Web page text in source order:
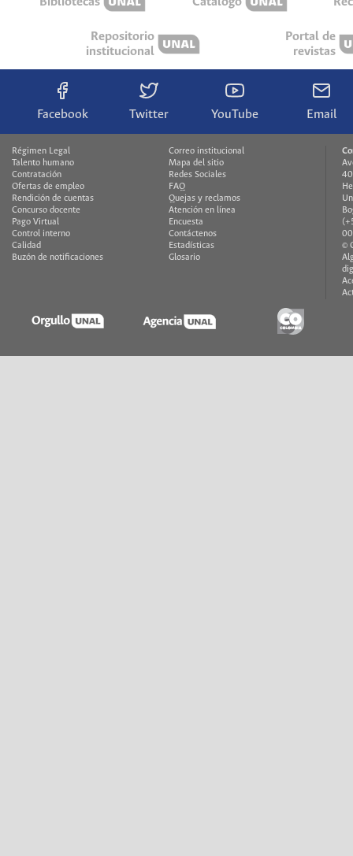
Repositorio
institucional
Portal de
revistas
Facebook Twitter YouTube Email
Régimen Legal
Talento humano
Contratación
Ofertas de empleo
Rendición de cuentas
Concurso docente
Pago Virtual
Control interno
Calidad
Buzón de notificaciones
Correo institucional
Mapa del sitio
Redes Sociales
FAQ
Quejas y reclamos
Atención en línea
Encuesta
Contáctenos
Estadísticas
Glosario
©